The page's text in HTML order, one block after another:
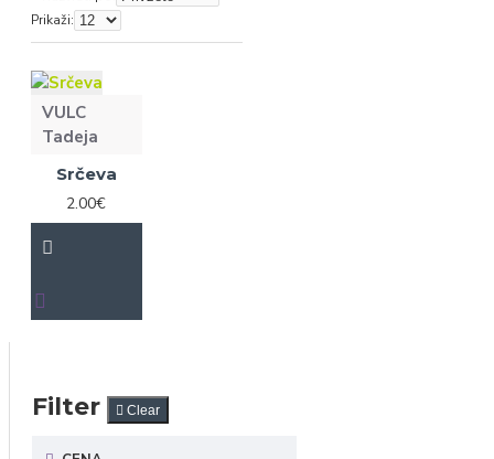
Prikaži:
VULC
Tadeja
Srčeva
2.00€
Filter Clear